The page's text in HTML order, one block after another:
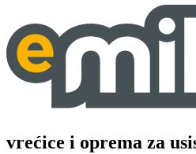
vrećice i oprema za